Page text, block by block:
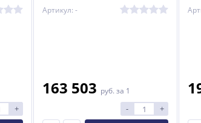
ХИТ
+
Артикул: -
163 503 руб. за 1
- +